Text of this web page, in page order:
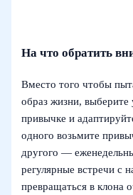
На что обратить
Вместо того чтобы
образ жизни,
привычке и
одного возьмите
другого —
регулярные встречи с
превращаться в клона